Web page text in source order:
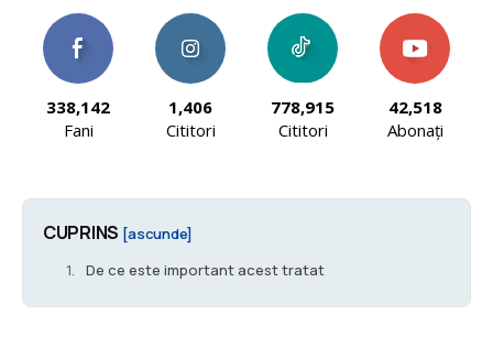
338,142
Fani
1,406
Cititori
778,915
Cititori
42,518
Abonați
CUPRINS [ascunde]
De ce este important acest tratat